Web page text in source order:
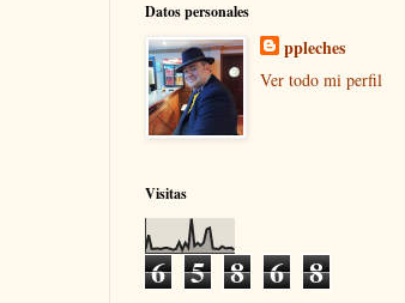
Datos personales
ppleches
Ver todo mi perfil
Visitas
6 5 8 6 8